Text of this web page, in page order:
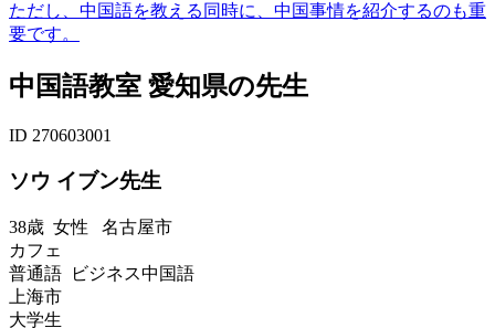
ただし、中国語を教える同時に、中国事情を紹介するのも重
要です。
中国語教室 愛知県の先生
ID 270603001
ソウ イブン先生
38歳 女性 名古屋市
カフェ
普通語 ビジネス中国語
上海市
大学生